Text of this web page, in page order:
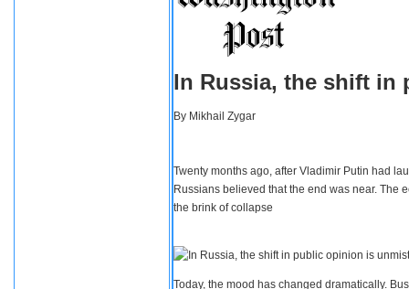
In Russia, the shift in
By Mikhail Zygar
Twenty months ago, after Vladimir Putin had
Russians believed that the end was near. The
the brink of collapse
Today, the mood has changed dramatically.